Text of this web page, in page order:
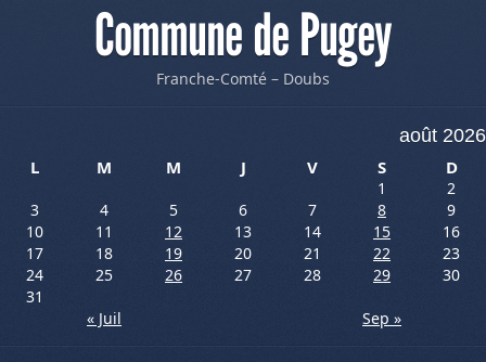
Commune de Pugey
Franche-Comté – Doubs
août 2026
L
M M J V S D
1
2
3
4 5 6 7 8
9
10
11 12 13 14 15
16
17
18 19 20 21 22
23
24
25 26 27 28 29
30
31
« Juil
Sep »